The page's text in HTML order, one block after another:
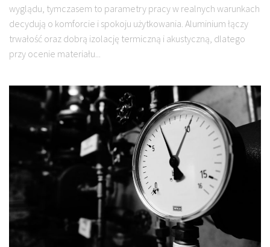
wyglądu, tymczasem to parametry pracy w realnych warunkach
decydują o komforcie i spokoju użytkowania. Aluminium łączy
trwałość oraz dobrą izolację termiczną i akustyczną, dlatego
przy ocenie materiału...